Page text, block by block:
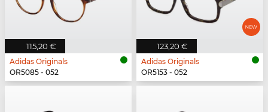
115,20 €
Adidas Originals
OR5085 - 052
123,20 €
Adidas Originals
OR5153 - 052